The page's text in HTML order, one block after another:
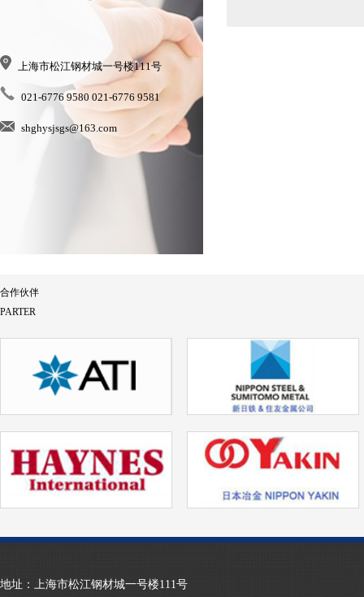
上海市松江钢材城一号楼111号
021-6776 9580 021-6776 9581
shghysjsgs@163.com
合作伙伴
PARTER
地址：上海市松江钢材城一号楼111号